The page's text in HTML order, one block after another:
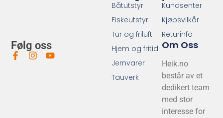
Følg oss
Kundsenter
Kjøpsvilkår
Returinfo
Om Oss
Heik.no
består av et
dedikert team
med stor
interesse for
Båtutstyr
Fiskeutstyr
Tur og friluft
Hjem og fritid
Jernvarer
Tauverk